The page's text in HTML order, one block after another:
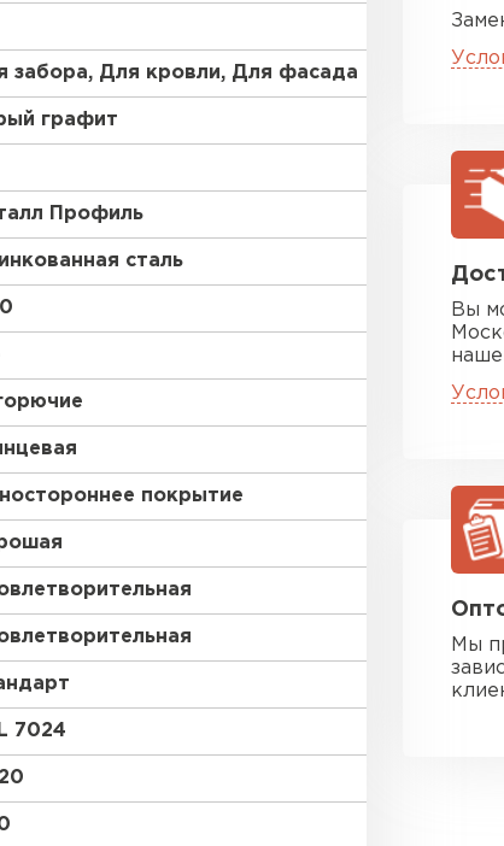
RR 35
забора, Для кровли, Для фасада
графит
Профиль
сталь
покрытие
7024
Вы
Мы
Цементно-